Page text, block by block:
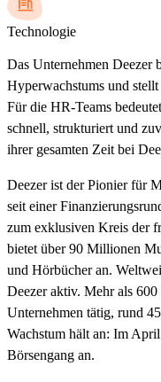
Technologie
Das Unternehmen Deezer
Hyperwachstums und
Für die HR-Teams
schnell, strukturiert und
ihrer gesamten Zeit bei
Deezer ist der Pionier für
seit einer
zum exklusiven Kreis der
bietet über 90 Millionen
und Hörbücher an.
Deezer aktiv. Mehr als
Unternehmen tätig, rund
Wachstum hält an: Im
Börsengang an.